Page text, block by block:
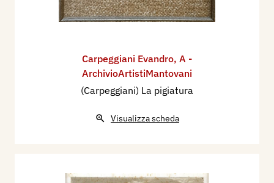
Carpeggiani Evandro, A -
ArchivioArtistiMantovani
(Carpeggiani) La pigiatura
Visualizza scheda